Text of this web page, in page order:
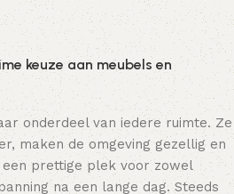
keuze aan meubels en
onderdeel van iedere ruimte. Ze
maken de omgeving gezellig en
prettige plek voor zowel
na een lange dag. Steeds